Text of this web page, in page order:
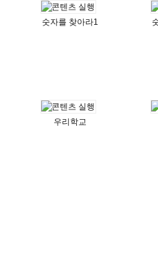
숫자를 찾아라1
우리학교